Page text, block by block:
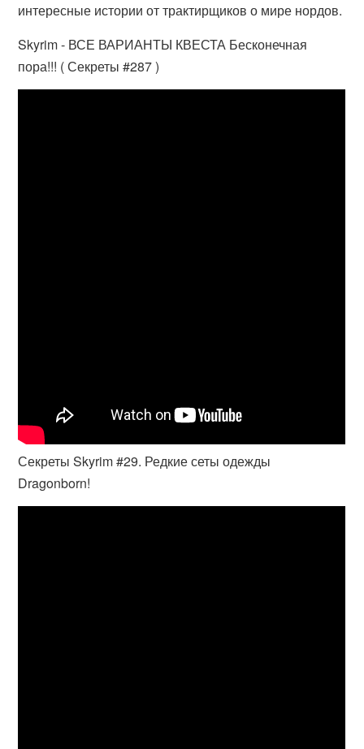
интересные истории от трактирщиков о мире нордов.
Skyrim - ВСЕ ВАРИАНТЫ КВЕСТА Бесконечная
пора!!! ( Секреты #287 )
Секреты Skyrim #29. Редкие сеты одежды
Dragonborn!